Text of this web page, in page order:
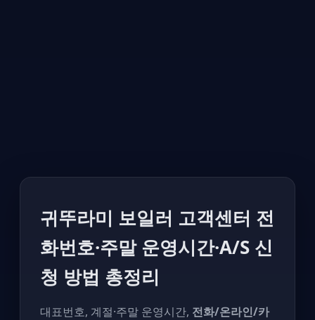
귀뚜라미 보일러 고객센터 전
화번호·주말 운영시간·A/S 신
청 방법 총정리
대표번호, 계절·주말 운영시간, 전화/온라인/카